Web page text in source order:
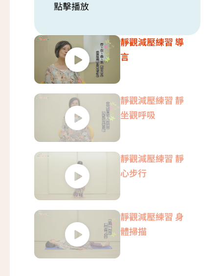
點擊播放
靜觀減壓練習 導
言
靜觀減壓練習 靜
坐觀呼吸
靜觀減壓練習 靜
心步行
靜觀減壓練習 身
體掃描